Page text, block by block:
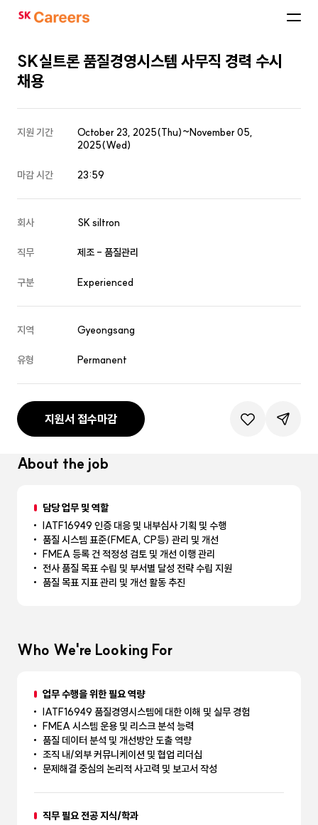
SK
About the job
담당 업무 및 역할
IATF16949 인증 대응 및 내부심사 기획 및 수행
품질 시스템 표준(FMEA, CP등) 관리 및 개선
FMEA 등록 건 적정성 검토 및 개선 이행 관리
전사 품질 목표 수립 및 부서별 달성 전략 수립 지원
품질 목표 지표 관리 및 개선 활동 추진
Who We're Looking For
업무 수행을 위한 필요 역량
IATF16949 품질경영시스템에 대한 이해 및 실무 경험
FMEA 시스템 운용 및 리스크 분석 능력
품질 데이터 분석 및 개선방안 도출 역량
조직 내/외부 커뮤니케이션 및 협업 리더십
문제해결 중심의 논리적 사고력 및 보고서 작성
직무 필요 전공 지식/학과
SK실트론 품질경영시스템 사무직 경력 수시
채용
지원 기간
October 23, 2025(Thu)~November 05,
2025(Wed)
마감 시간 23:59
회사 SK siltron
직무 제조 - 품질관리
구분 Experienced
지역 Gyeongsang
유형 Permanent
지원서 접수마감 관심공고등록
공유하